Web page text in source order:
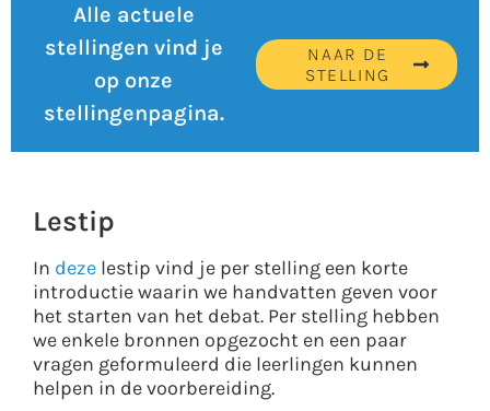
Alle actuele
stellingen vind je
op onze
stellingenpagina.
NAAR DE
STELLING
Lestip
In deze lestip vind je per stelling een korte
introductie waarin we handvatten geven voor
het starten van het debat. Per stelling hebben
we enkele bronnen opgezocht en een paar
vragen geformuleerd die leerlingen kunnen
helpen in de voorbereiding.